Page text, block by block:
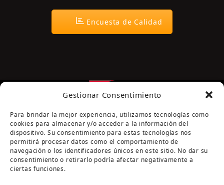
Gestionar Consentimiento
Para brindar la mejor experiencia, utilizamos tecnologías como
cookies para almacenar y/o acceder a la información del
dispositivo. Su consentimiento para estas tecnologías nos
permitirá procesar datos como el comportamiento de
navegación o los identificadores únicos en este sitio. No dar su
consentimiento o retirarlo podría afectar negativamente a
ciertas funciones.
Encuesta de Calidad
Página cofinanciada por la Diputación de Córdoba